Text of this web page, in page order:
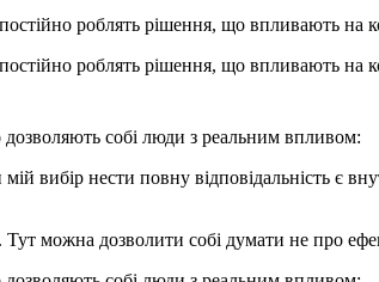
роблять рішення, що впливають на
роблять рішення, що впливають на
дозволяють собі люди з реальним впливом:
вибір нести повну відповідальність є
можна дозволити собі думати не про